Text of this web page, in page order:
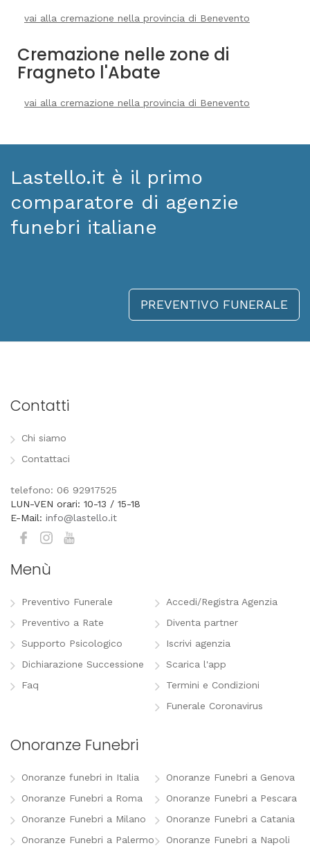
vai alla cremazione nella provincia di Benevento
Cremazione nelle zone di
Fragneto l'Abate
vai alla cremazione nella provincia di Benevento
Lastello.it è il primo
comparatore di agenzie
funebri italiane
PREVENTIVO FUNERALE
Contatti
Chi siamo
Contattaci
telefono: 06 92917525
LUN-VEN orari: 10-13 / 15-18
E-Mail: info@lastello.it
Menù
Preventivo Funerale
Preventivo a Rate
Supporto Psicologico
Dichiarazione Successione
Faq
Accedi/Registra Agenzia
Diventa partner
Iscrivi agenzia
Scarica l'app
Termini e Condizioni
Funerale Coronavirus
Onoranze Funebri
Onoranze funebri in Italia
Onoranze Funebri a Roma
Onoranze Funebri a Milano
Onoranze Funebri a Palermo
Onoranze Funebri a Genova
Onoranze Funebri a Pescara
Onoranze Funebri a Catania
Onoranze Funebri a Napoli